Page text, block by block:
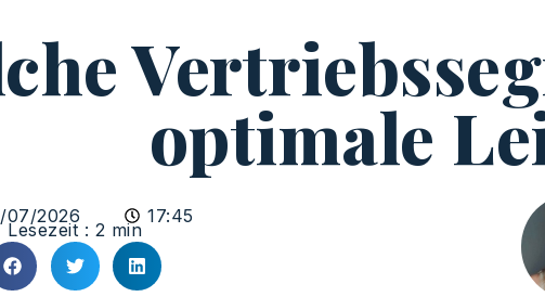
optimale
07/2026 17:45
Lesezeit : 2 min